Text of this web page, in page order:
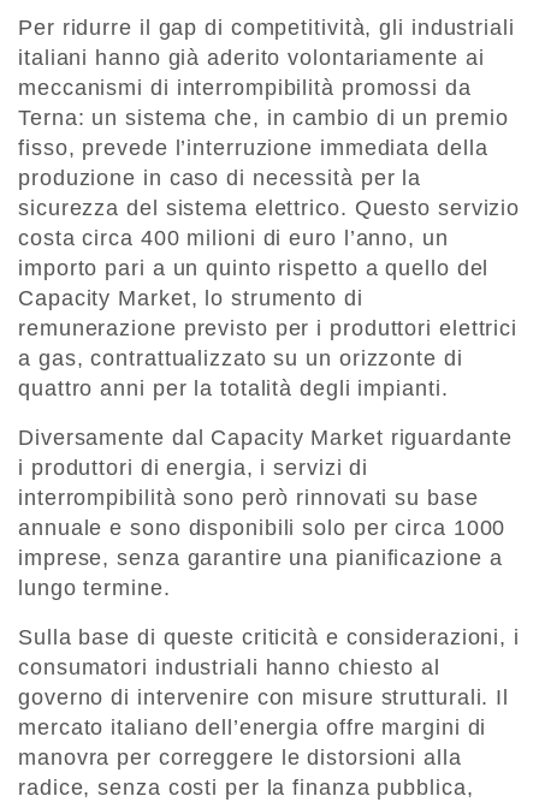
Per ridurre il gap di competitività, gli industriali
italiani hanno già aderito volontariamente ai
meccanismi di interrompibilità promossi da
Terna: un sistema che, in cambio di un premio
fisso, prevede l’interruzione immediata della
produzione in caso di necessità per la
sicurezza del sistema elettrico. Questo servizio
costa circa 400 milioni di euro l’anno, un
importo pari a un quinto rispetto a quello del
Capacity Market, lo strumento di
remunerazione previsto per i produttori elettrici
a gas, contrattualizzato su un orizzonte di
quattro anni per la totalità degli impianti.
Diversamente dal Capacity Market riguardante
i produttori di energia, i servizi di
interrompibilità sono però rinnovati su base
annuale e sono disponibili solo per circa 1000
imprese, senza garantire una pianificazione a
lungo termine.
Sulla base di queste criticità e considerazioni, i
consumatori industriali hanno chiesto al
governo di intervenire con misure strutturali. Il
mercato italiano dell’energia offre margini di
manovra per correggere le distorsioni alla
radice, senza costi per la finanza pubblica,